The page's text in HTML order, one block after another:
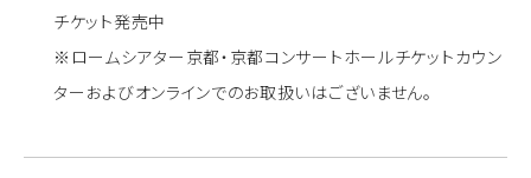
チケット発売中
※ロームシアター京都・京都コンサートホールチケットカウン
ターおよびオンラインでのお取扱いはございません。